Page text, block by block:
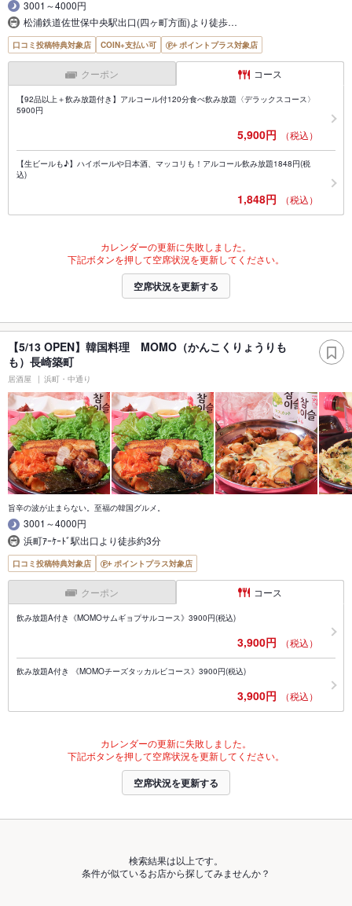
3001～4000円
松浦鉄道佐世保中央駅出口(四ヶ町方面)より徒歩…
口コミ投稿特典対象店 COIN+支払い可 ポイントプラス対象店
クーポン コース
【92品以上＋飲み放題付き】アルコール付120分食べ飲み放題〈デラックスコース〉
5900円
5,900円 （税込）
【生ビールも♪】ハイボールや日本酒、マッコリも！アルコール飲み放題1848円(税
込)
1,848円 （税込）
カレンダーの更新に失敗しました。
下記ボタンを押して空席状況を更新してください。
空席状況を更新する
【5/13 OPEN】韓国料理 MOMO（かんこくりょうりも
も）長崎築町
居酒屋 浜町・中通り
旨辛の波が止まらない。至福の韓国グルメ。
3001～4000円
浜町ｱｰｹｰﾄﾞ駅出口より徒歩約3分
口コミ投稿特典対象店 ポイントプラス対象店
クーポン コース
飲み放題A付き《MOMOサムギョプサルコース》3900円(税込)
3,900円 （税込）
飲み放題A付き 《MOMOチーズタッカルビコース》3900円(税込)
3,900円 （税込）
カレンダーの更新に失敗しました。
下記ボタンを押して空席状況を更新してください。
空席状況を更新する
検索結果は以上です。
条件が似ているお店から探してみませんか？